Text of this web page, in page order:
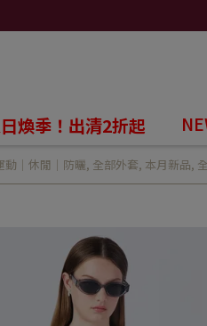
煥季！出清2折起
動｜休閒｜防曬, 全部外套, 本月新品,